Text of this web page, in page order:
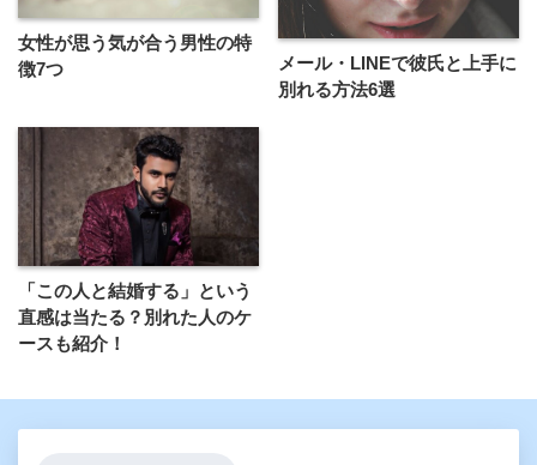
女性が思う気が合う男性の特
徴7つ
メール・LINEで彼氏と上手に
別れる方法6選
「この人と結婚する」という
直感は当たる？別れた人のケ
ースも紹介！